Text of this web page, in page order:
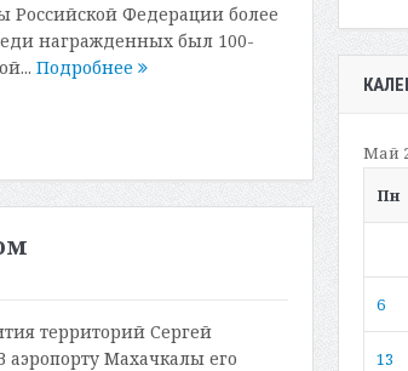
Российской Федерации более
награжденных был 100-
Подробнее
территорий Сергей
Махачкалы его
Май
Пн
6
13